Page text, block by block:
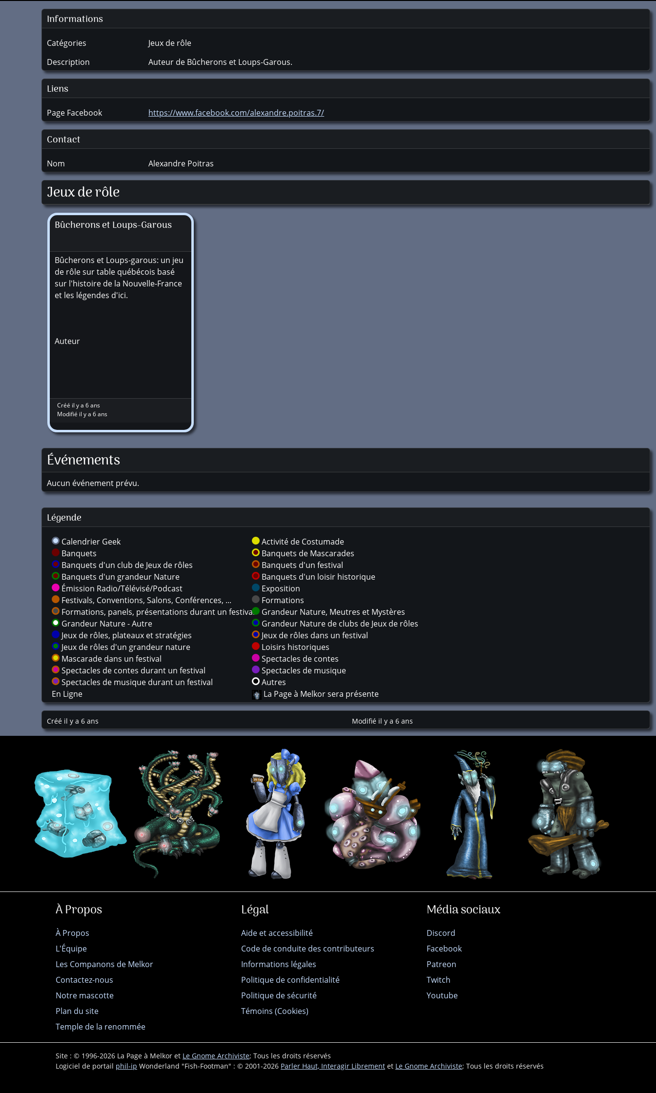
Informations
Catégories
Jeux de rôle
Description
Auteur de Bûcherons et Loups-Garous.
Liens
Page Facebook https://www.facebook.com/alexandre.poitras.7/
Contact
Nom Alexandre Poitras
Jeux de rôle
Bûcherons et Loups-Garous
Bûcherons et Loups-garous: un jeu
de rôle sur table québécois basé
sur l'histoire de la Nouvelle-France
et les légendes d'ici.
Auteur
Créé il y a 6 ans
Modifié il y a 6 ans
Événements
Aucun événement prévu.
Légende
Calendrier Geek
Activité de Costumade
Banquets
Banquets de Mascarades
Banquets d'un club de Jeux de rôles
Banquets d'un festival
Banquets d'un grandeur Nature
Banquets d'un loisir historique
Émission Radio/Télévisé/Podcast
Exposition
Festivals, Conventions, Salons, Conférences, ...
Formations
Formations, panels, présentations durant un festival
Grandeur Nature, Meutres et Mystères
Grandeur Nature - Autre
Grandeur Nature de clubs de Jeux de rôles
Jeux de rôles, plateaux et stratégies
Jeux de rôles dans un festival
Jeux de rôles d'un grandeur nature
Loisirs historiques
Mascarade dans un festival
Spectacles de contes
Spectacles de contes durant un festival
Spectacles de musique
Spectacles de musique durant un festival
Autres
En Ligne
La Page à Melkor sera présente
Créé il y a 6 ans Modifié il y a 6 ans
À Propos
À Propos
L'Équipe
Les Companons de Melkor
Contactez-nous
Notre mascotte
Plan du site
Temple de la renommée
Légal
Aide et accessibilité
Code de conduite des contributeurs
Informations légales
Politique de confidentialité
Politique de sécurité
Témoins (Cookies)
Média sociaux
Discord
Facebook
Patreon
Twitch
Youtube
Site : © 1996-2026 La Page à Melkor et Le Gnome Archiviste; Tous les droits réservés
Logiciel de portail phil-ip Wonderland "Fish-Footman" : © 2001-2026 Parler Haut, Interagir Librement et Le Gnome Archiviste; Tous les droits réservés